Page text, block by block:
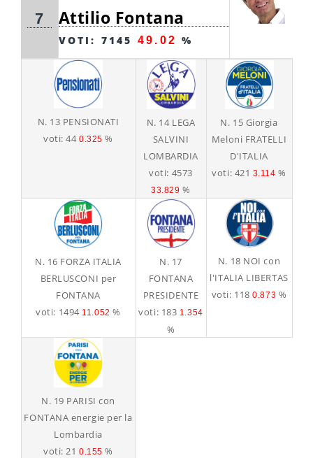
7 Attilio Fontana
VOTI: 7145 49.02%
N. 13 PENSIONATI
voti: 440.325%
N. 14 LEGA
SALVINI
LOMBARDIA
voti: 4573
33.829%
N. 15 Giorgia
Meloni FRATELLI
D'ITALIA
voti: 421 3.114%
N. 16 FORZA ITALIA
BERLUSCONI per
FONTANA
voti: 1494 11.052%
N. 17
FONTANA
PRESIDENTE
voti: 183 1.354
%
N. 18 NOI con
l'ITALIA LIBERTAS
voti: 1180.873 %
N. 19 PARISI con
FONTANA energie per la
Lombardia
voti: 210.155%